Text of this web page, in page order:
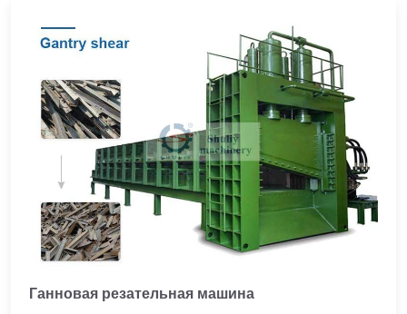
Ганновая резательная машина